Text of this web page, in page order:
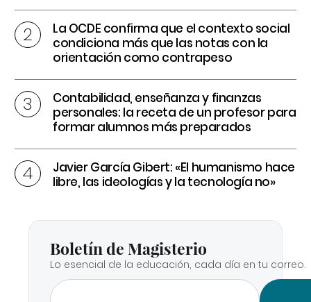
La OCDE confirma que el contexto social
condiciona más que las notas con la
orientación como contrapeso
Contabilidad, enseñanza y finanzas
personales: la receta de un profesor para
formar alumnos más preparados
Javier García Gibert: «El humanismo hace
libre, las ideologías y la tecnología no»
Boletín de Magisterio
Lo esencial de la educación, cada día en tu correo.